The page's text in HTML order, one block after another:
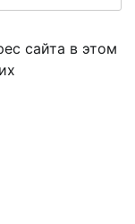
сайта в этом